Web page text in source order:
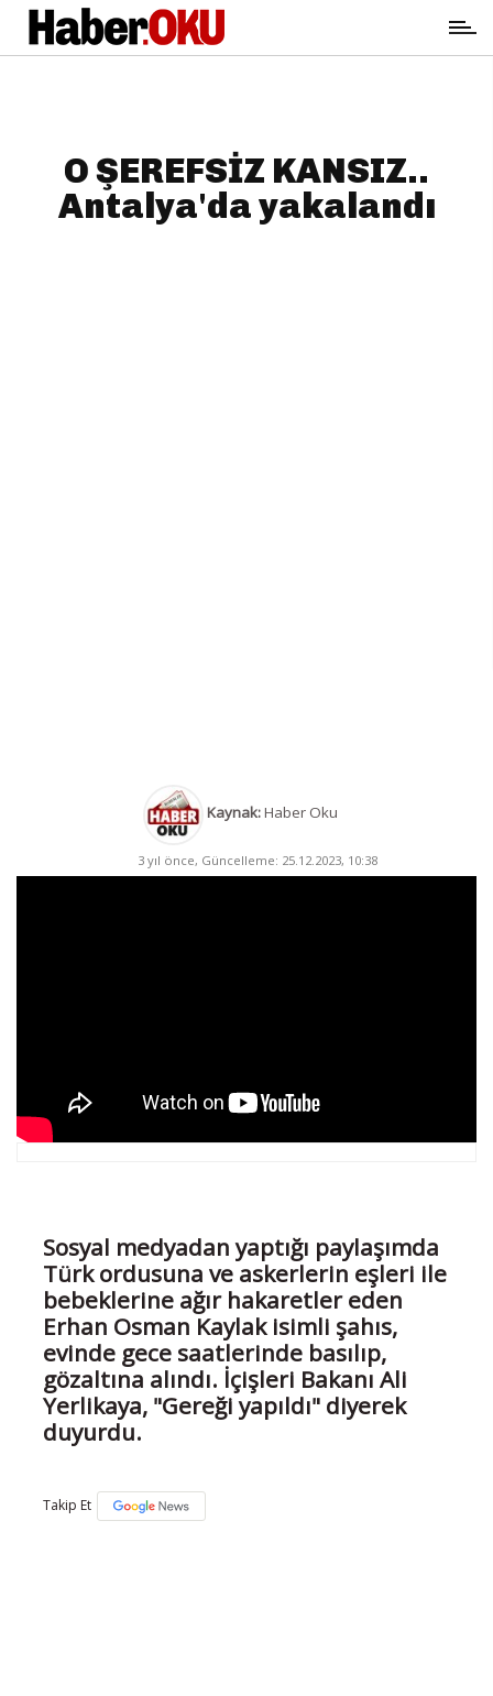
O ŞEREFSİZ KANSIZ..
Antalya'da yakalandı
Kaynak:Haber Oku
3 yıl önce, Güncelleme: 25.12.2023, 10:38
Sosyal medyadan yaptığı paylaşımda
Türk ordusuna ve askerlerin eşleri ile
bebeklerine ağır hakaretler eden
Erhan Osman Kaylak isimli şahıs,
evinde gece saatlerinde basılıp,
gözaltına alındı. İçişleri Bakanı Ali
Yerlikaya, "Gereği yapıldı" diyerek
duyurdu.
Takip Et